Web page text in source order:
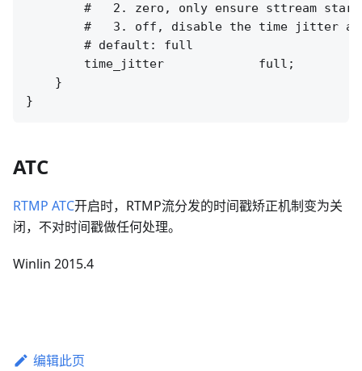
#   2. zero, only ensure sttream
#   3. off, disable the time jitter
        # default: full
        time_jitter             full;
    }
ATC
RTMP ATC开启时，RTMP流分发的时间戳矫正机制变为关
闭，不对时间戳做任何处理。
Winlin 2015.4
编辑此页